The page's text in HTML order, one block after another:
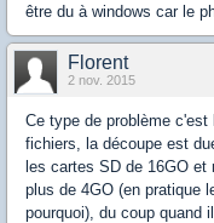
être du à windows car le
Florent
2 nov. 2015
Ce type de problème
fichiers, la découpe est
les cartes SD de 16GO et
plus de 4GO (en pratique
pourquoi), du coup quand